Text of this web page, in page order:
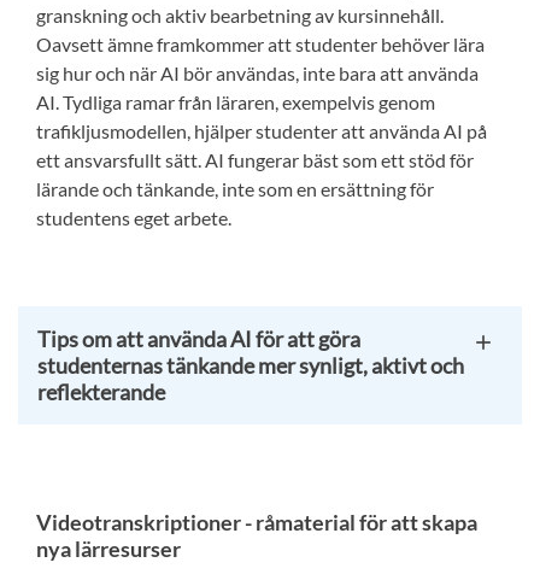
granskning och aktiv bearbetning av kursinnehåll.
Oavsett ämne framkommer att studenter behöver lära
sig hur och när AI bör användas, inte bara att använda
AI. Tydliga ramar från läraren, exempelvis genom
trafikljusmodellen, hjälper studenter att använda AI på
ett ansvarsfullt sätt. AI fungerar bäst som ett stöd för
lärande och tänkande, inte som en ersättning för
studentens eget arbete.
Tips om att använda AI för att göra
studenternas tänkande mer synligt, aktivt och
reflekterande
Videotranskriptioner - råmaterial för att skapa
nya lärresurser